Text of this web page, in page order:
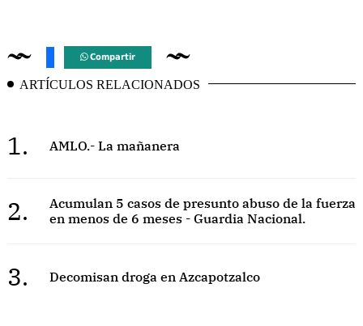
Compartir
ARTÍCULOS RELACIONADOS
1. AMLO.- La mañanera
2.
Acumulan 5 casos de presunto abuso de la fuerza
en menos de 6 meses - Guardia Nacional.
3. Decomisan droga en Azcapotzalco